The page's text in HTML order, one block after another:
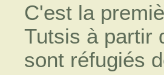
C'est la
Tutsis à partir
sont réfugiés